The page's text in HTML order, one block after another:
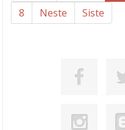
8
Neste Siste